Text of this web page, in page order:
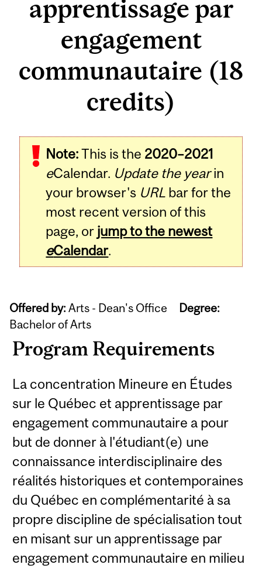
apprentissage par
engagement
communautaire (18
credits)
Note:This is the 2020–2021
eCalendar. Update the yearin
your browser's URL bar for the
most recent version of this
page, or jump to the newest
eCalendar.
Offered by: Arts - Dean's Office Degree:
Bachelor of Arts
Program Requirements
La concentration Mineure en Études
sur le Québec et apprentissage par
engagement communautaire a pour
but de donner à l'étudiant(e) une
connaissance interdisciplinaire des
réalités historiques et contemporaines
du Québec en complémentarité à sa
propre discipline de spécialisation tout
en misant sur un apprentissage par
engagement communautaire en milieu